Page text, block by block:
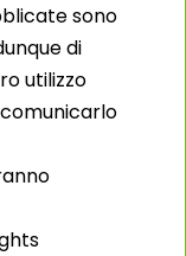
sono
di
utilizzo